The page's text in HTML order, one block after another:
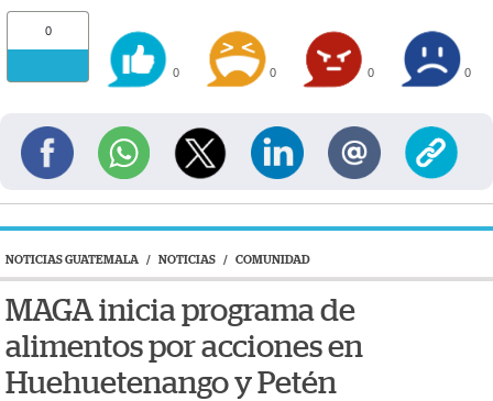
0
0 0 0 0
NOTICIAS GUATEMALA / NOTICIAS / COMUNIDAD
MAGA inicia programa de
alimentos por acciones en
Huehuetenango y Petén